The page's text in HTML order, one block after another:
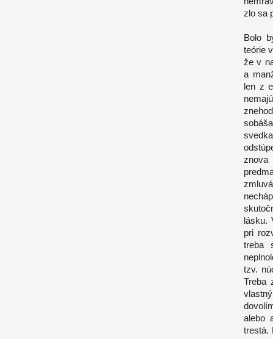
zlo sa
Bolo
teórie
že v
a
len z
lásku.
pri
treba
tzv.
Treba
alebo
trestá.